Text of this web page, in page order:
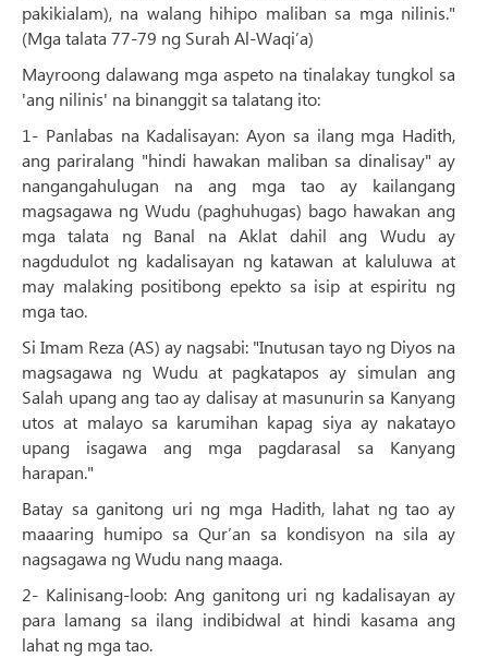
pakikialam), na walang hihipo maliban sa mga nilinis."
(Mga talata 77-79 ng Surah Al-Waqi’a)
Mayroong dalawang mga aspeto na tinalakay tungkol sa
'ang nilinis' na binanggit sa talatang ito:
1- Panlabas na Kadalisayan: Ayon sa ilang mga Hadith,
ang pariralang "hindi hawakan maliban sa dinalisay" ay
nangangahulugan na ang mga tao ay kailangang
magsagawa ng Wudu (paghuhugas) bago hawakan ang
mga talata ng Banal na Aklat dahil ang Wudu ay
nagdudulot ng kadalisayan ng katawan at kaluluwa at
may malaking positibong epekto sa isip at espiritu ng
mga tao.
Si Imam Reza (AS) ay nagsabi: "Inutusan tayo ng Diyos na
magsagawa ng Wudu at pagkatapos ay simulan ang
Salah upang ang tao ay dalisay at masunurin sa Kanyang
utos at malayo sa karumihan kapag siya ay nakatayo
upang isagawa ang mga pagdarasal sa Kanyang
harapan."
Batay sa ganitong uri ng mga Hadith, lahat ng tao ay
maaaring humipo sa Qur’an sa kondisyon na sila ay
nagsagawa ng Wudu nang maaga.
2- Kalinisang-loob: Ang ganitong uri ng kadalisayan ay
para lamang sa ilang indibidwal at hindi kasama ang
lahat ng mga tao.